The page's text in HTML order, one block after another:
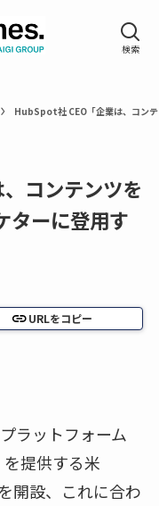
HubSpot社 CEO「企業は、コンテ
コンテンツを
ターに登用す
URLをコピー
ラットフォーム
提供する米
開設、これに合わ